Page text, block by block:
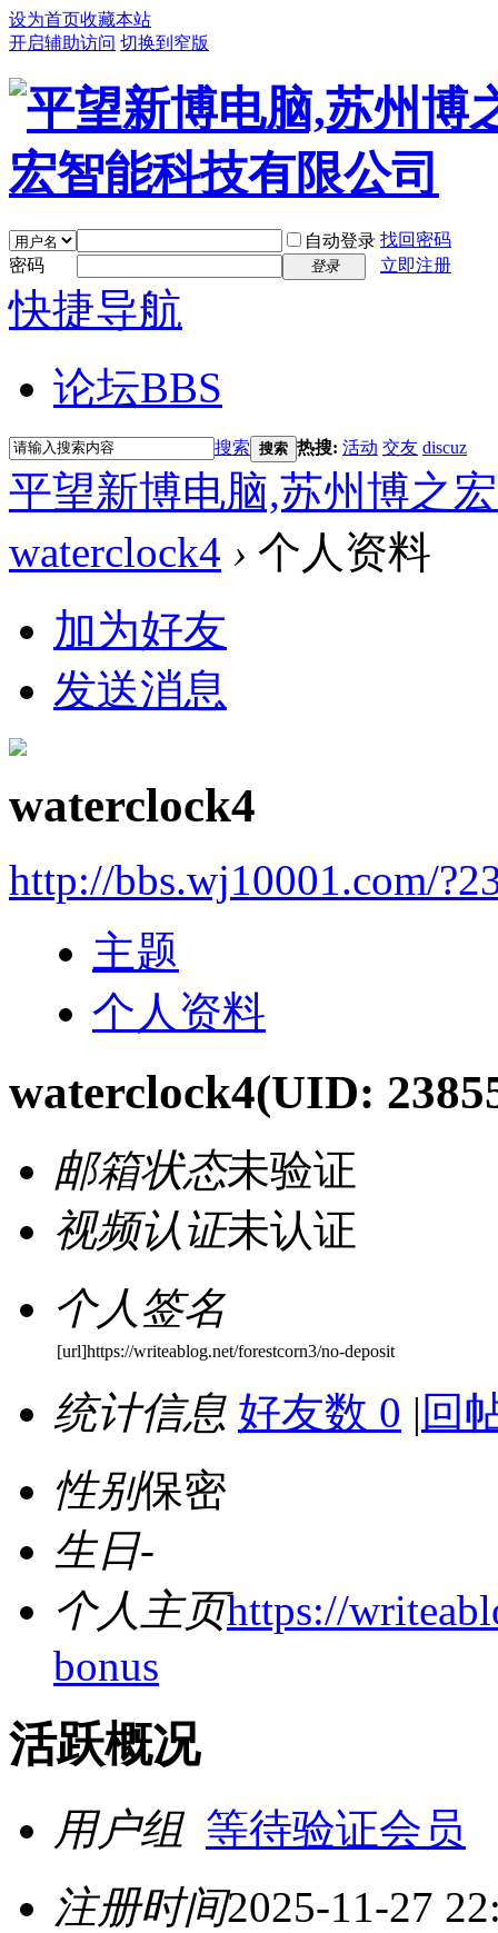
设为首页收藏本站
开启辅助访问 切换到窄版
自动登录 找回密码
密码
登录 立即注册
快捷导航
论坛BBS
搜索 搜索 热搜: 活动 交友 discuz
平望新博电脑,苏州博之
waterclock4 › 个人资料
加为好友
发送消息
waterclock4
http://bbs.wj10001.com/
主题
个人资料
waterclock4(UID:
邮箱状态未验证
视频认证未认证
个人签名
[url]https://writeablog.net/forestcorn3/no-deposit
统计信息 好友数 0 | 回
性别保密
生日-
个人主页https://
bonus
活跃概况
用户组 等待验证会员
注册时间2025-11-27